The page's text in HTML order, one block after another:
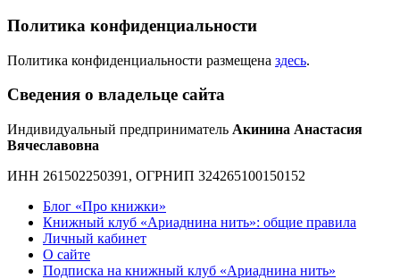
Политика конфиденциальности
Политика конфиденциальности размещена здесь.
Сведения о владельце сайта
Индивидуальный предприниматель Акинина Анастасия
Вячеславовна
ИНН 261502250391, ОГРНИП 324265100150152
Блог «Про книжки»
Книжный клуб «Ариаднина нить»: общие правила
Личный кабинет
О сайте
Подписка на книжный клуб «Ариаднина нить»